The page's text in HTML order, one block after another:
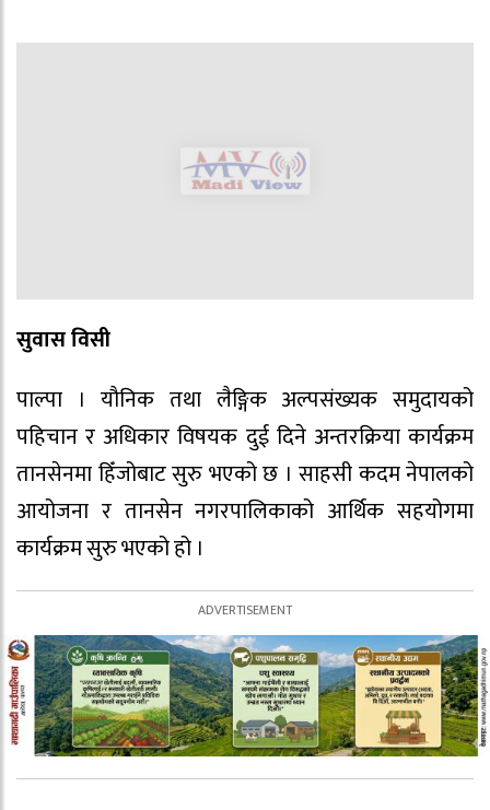
सुवास विसी
पाल्पा । यौनिक तथा लैङ्गिक अल्पसंख्यक समुदायको
पहिचान र अधिकार विषयक दुई दिने अन्तरक्रिया कार्यक्रम
तानसेनमा हिँजोबाट सुरु भएको छ । साहसी कदम नेपालको
आयोजना र तानसेन नगरपालिकाको आर्थिक सहयोगमा
कार्यक्रम सुरु भएको हो ।